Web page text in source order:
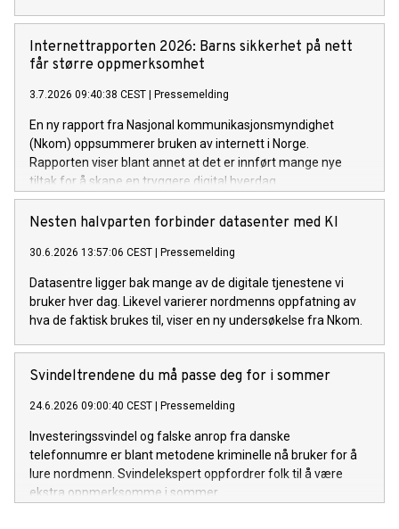
Internettrapporten 2026: Barns sikkerhet på nett
får større oppmerksomhet
3.7.2026 09:40:38 CEST | Pressemelding
En ny rapport fra Nasjonal kommunikasjonsmyndighet
(Nkom) oppsummerer bruken av internett i Norge.
Rapporten viser blant annet at det er innført mange nye
tiltak for å skape en tryggere digital hverdag.
Nesten halvparten forbinder datasenter med KI
30.6.2026 13:57:06 CEST | Pressemelding
Datasentre ligger bak mange av de digitale tjenestene vi
bruker hver dag. Likevel varierer nordmenns oppfatning av
hva de faktisk brukes til, viser en ny undersøkelse fra Nkom.
Svindeltrendene du må passe deg for i sommer
24.6.2026 09:00:40 CEST | Pressemelding
Investeringssvindel og falske anrop fra danske
telefonnumre er blant metodene kriminelle nå bruker for å
lure nordmenn. Svindelekspert oppfordrer folk til å være
ekstra oppmerksomme i sommer.